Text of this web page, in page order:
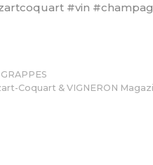
#vin
GRAPPES
Coquart & VIGNERON